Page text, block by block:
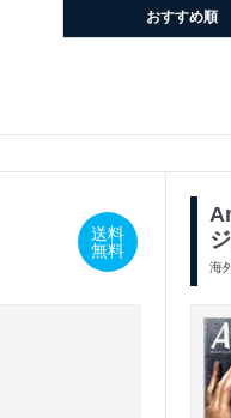
おすすめ順
送料
無料
海